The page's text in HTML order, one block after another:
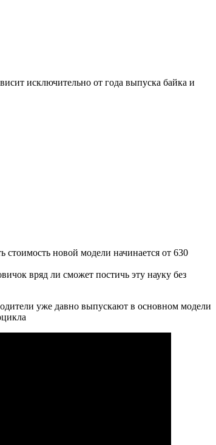
исключительно от года выпуска байка и
стоимость новой модели начинается от 630
вряд ли сможет постичь эту науку без
уже давно выпускают в основном модели